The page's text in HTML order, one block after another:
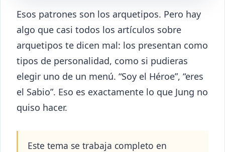
Esos patrones son los arquetipos. Pero hay
algo que casi todos los artículos sobre
arquetipos te dicen mal: los presentan como
tipos de personalidad, como si pudieras
elegir uno de un menú. “Soy el Héroe”, “eres
el Sabio”. Eso es exactamente lo que Jung no
quiso hacer.
Este tema se trabaja completo en